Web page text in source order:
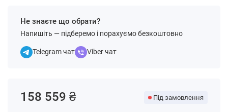
Не знаєте що обрати?
Напишіть — підберемо і порахуємо безкоштовно
Telegram чат Viber чат
158 559 ₴ Під замовлення